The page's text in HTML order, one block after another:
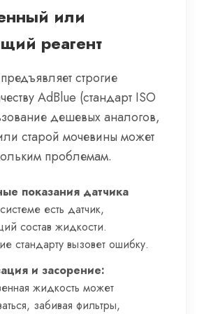
или
реагент
строгие
AdBlue (стандарт ISO
дешевых аналогов,
старой мочевины может
проблемам.
показания датчика
есть датчик,
состав жидкости.
стандарту вызовет ошибку.
и засорение:
жидкость может
забивая фильтры,